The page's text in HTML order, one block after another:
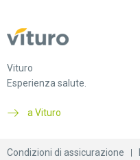
Vituro
Esperienza salute.
a Vituro
Condizioni di assicurazione